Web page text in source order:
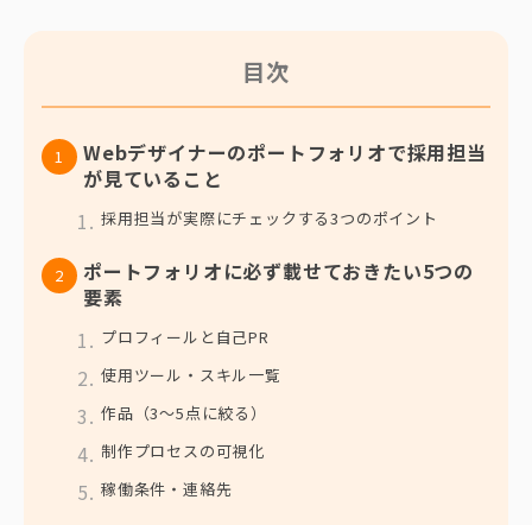
目次
Webデザイナーのポートフォリオで採用担当
が見ていること
採用担当が実際にチェックする3つのポイント
ポートフォリオに必ず載せておきたい5つの
要素
プロフィールと自己PR
使用ツール・スキル一覧
作品（3〜5点に絞る）
制作プロセスの可視化
稼働条件・連絡先